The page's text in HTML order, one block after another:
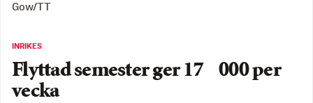
Gow/TT
INRIKES
Flyttad semester ger 17 000 per
vecka